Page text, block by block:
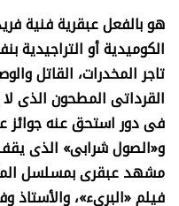
هو بالفعل عبقرية فنية
الكوميدية أو التراجيدية
تاجر المخدرات، القاتل
القرداتى المطحون الذى
فى دور استحق عنه جوائز
و«الصول شرابى» الذى
مشهد عبقرى بمسلسل
فيلم «البرىء»،